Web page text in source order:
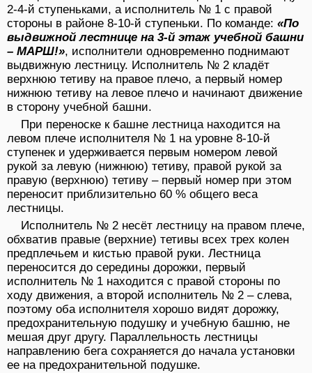
2-4-й ступеньками, а исполнитель № 1 с правой
стороны в районе 8-10-й ступеньки. По команде: «По
выдвижной лестнице на 3-й этаж учебной башни
– МАРШ!», исполнители одновременно поднимают
выдвижную лестницу. Исполнитель № 2 кладёт
верхнюю тетиву на правое плечо, а первый номер
нижнюю тетиву на левое плечо и начинают движение
в сторону учебной башни.
При переноске к башне лестница находится на
левом плече исполнителя № 1 на уровне 8-10-й
ступенек и удерживается первым номером левой
рукой за левую (нижнюю) тетиву, правой рукой за
правую (верхнюю) тетиву – первый номер при этом
переносит приблизительно 60 % общего веса
лестницы.
Исполнитель № 2 несёт лестницу на правом плече,
обхватив правые (верхние) тетивы всех трех колен
предплечьем и кистью правой руки. Лестница
переносится до середины дорожки, первый
исполнитель № 1 находится с правой стороны по
ходу движения, а второй исполнитель № 2 – слева,
поэтому оба исполнителя хорошо видят дорожку,
предохранительную подушку и учебную башню, не
мешая друг другу. Параллельность лестницы
направлению бега сохраняется до начала установки
ее на предохранительной подушке.